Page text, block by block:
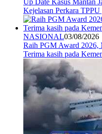
Kejelasan Perkara
NASIONAL03/08/2026
Raih PGM Award 2026,
Terima kasih pada